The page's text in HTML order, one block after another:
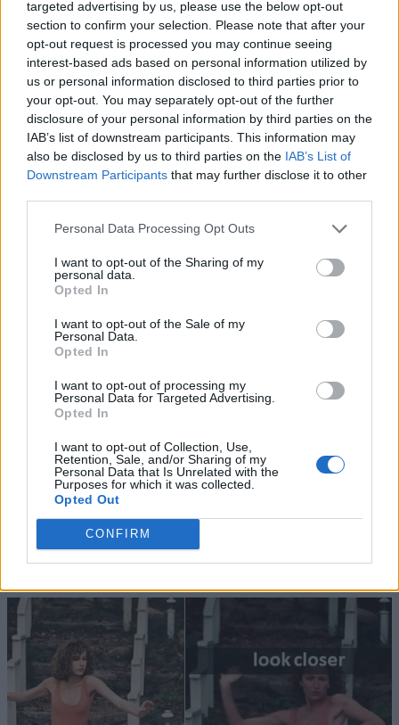
targeted advertising by us, please use the below opt-out
section to confirm your selection. Please note that after your
opt-out request is processed you may continue seeing
interest-based ads based on personal information utilized by
us or personal information disclosed to third parties prior to
your opt-out. You may separately opt-out of the further
disclosure of your personal information by third parties on the
IAB’s list of downstream participants. This information may
also be disclosed by us to third parties on the IAB’s List of
Downstream Participants that may further disclose it to other
Personal Data Processing Opt Outs
I want to opt-out of the Sharing of my
personal data.
Opted In
I want to opt-out of the Sale of my
Personal Data.
Opted In
I want to opt-out of processing my
Personal Data for Targeted Advertising.
Opted In
I want to opt-out of Collection, Use,
Retention, Sale, and/or Sharing of my
Personal Data that Is Unrelated with the
Purposes for which it was collected.
Opted Out
CONFIRM